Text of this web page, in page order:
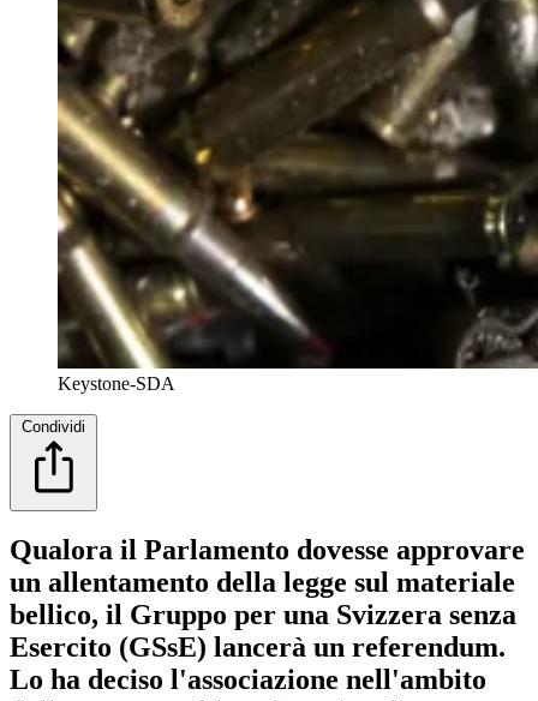
Keystone-SDA
Condividi
Qualora il Parlamento dovesse approvare
un allentamento della legge sul materiale
bellico, il Gruppo per una Svizzera senza
Esercito (GSsE) lancerà un referendum.
Lo ha deciso l'associazione nell'ambito